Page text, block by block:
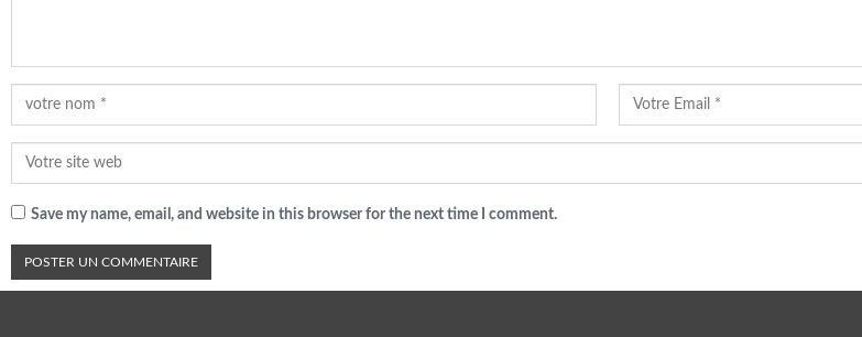
Save my name, email, and website in this browser for the next time I comment.